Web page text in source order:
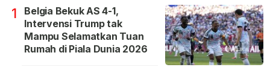
1
Belgia Bekuk AS 4-1,
Intervensi Trump tak
Mampu Selamatkan Tuan
Rumah di Piala Dunia 2026